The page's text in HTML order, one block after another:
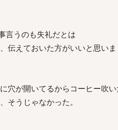
言うのも失礼だとは
いた方がいいと思いま
穴が開いてるからコーヒー吹
そうじゃなかった。